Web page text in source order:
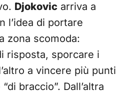
Djokovic arriva a
l’idea di portare
zona scomoda:
risposta, sporcare i
a vincere più punti
braccio”. Dall’altra